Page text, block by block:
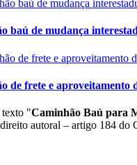
baú de mudança
de frete e aproveitamento
texto "Caminhão Baú para
autoral – artigo 184 do